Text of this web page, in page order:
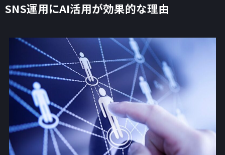
SNS運用にAI活用が効果的な理由